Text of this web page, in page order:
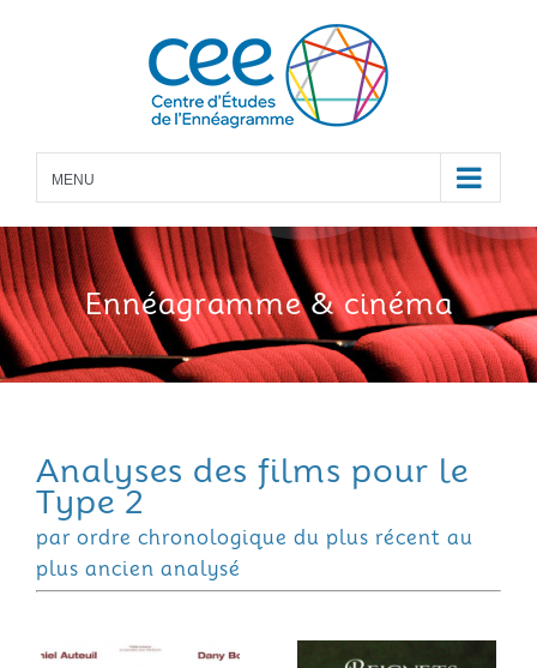
MENU
Ennéagramme& cinéma
Analyses des films pour le
Type 2
par ordre chronologique du plus récent au
plus ancien analysé